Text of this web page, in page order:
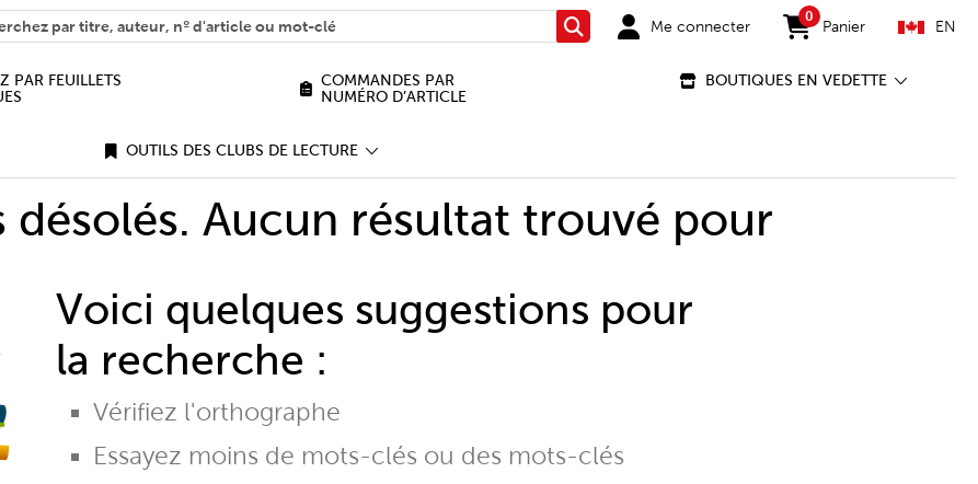
we help you find?
RechercherMe connecter
0
items in cart
Panier EN
PAR FEUILLETS
COMMANDES PAR
NUMÉRO D’ARTICLE
BOUTIQUES EN VEDETTE
OUTILS DES CLUBS DE LECTURE
désolés. Aucun résultat trouvé pour
Voici quelques suggestions pour
la recherche :
Vérifiez l'orthographe
Essayez moins de mots-clés ou des mots-clés